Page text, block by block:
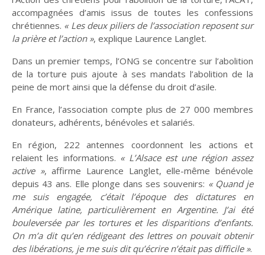
Planète Tribune
Vie d'Église Initiatives
Fin de vie : prendre
soin des vivants
Église : le sens du
changement
La laïcité et ses
mythes
Guetter l'aurore
Et avant ?
accompagnées d’amis issus de toutes les confessions
chrétiennes. « Les deux piliers de l’association reposent sur
la prière et l’action », explique Laurence Langlet.
Dans un premier temps, l’ONG se concentre sur l’abolition
de la torture puis ajoute à ses mandats l’abolition de la
peine de mort ainsi que la défense du droit d’asile.
En France, l’association compte plus de 27 000 membres
donateurs, adhérents, bénévoles et salariés.
En région, 222 antennes coordonnent les actions et
relaient les informations. « L’Alsace est une région assez
active », affirme Laurence Langlet, elle-même bénévole
depuis 43 ans. Elle plonge dans ses souvenirs: « Quand je
me suis engagée, c’était l’époque des dictatures en
Amérique latine, particulièrement en Argentine. J’ai été
bouleversée par les tortures et les disparitions d’enfants.
On m’a dit qu’en rédigeant des lettres on pouvait obtenir
des libérations, je me suis dit qu’écrire n’était pas difficile ».